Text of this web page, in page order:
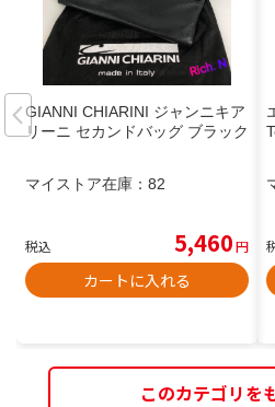
GIANNI CHIARINI ジャンニキア
リーニ セカンドバッグ ブラック
マイストア在庫： 82
税込 5,460円
カートに入れる
このカテゴリを